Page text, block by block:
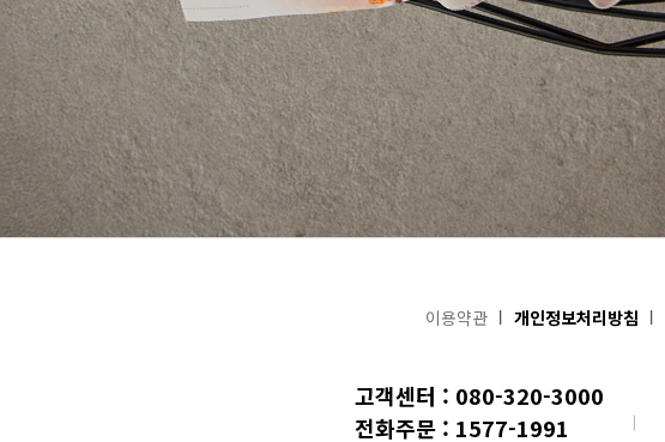
이용약관 개인정보처리방침
고객센터 : 080-320-3000
전화주문 : 1577-1991